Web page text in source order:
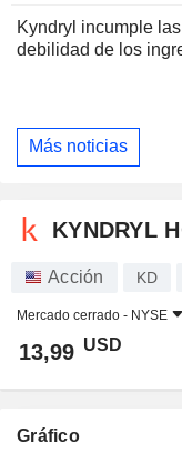
Kyndryl incumple
debilidad de los
Más noticias
KYNDRYL
Acción KD
Mercado cerrado - NYSE
13,99 USD
Gráfico